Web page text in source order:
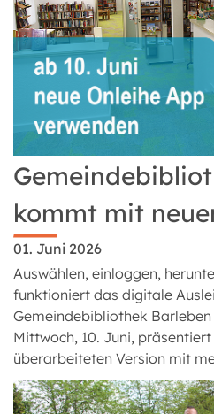
kommt mit
01. Juni 2026
Auswählen, einloggen,
funktioniert das digitale
Gemeindebibliothek Barleben
Mittwoch, 10. Juni,
überarbeiteten Version mit